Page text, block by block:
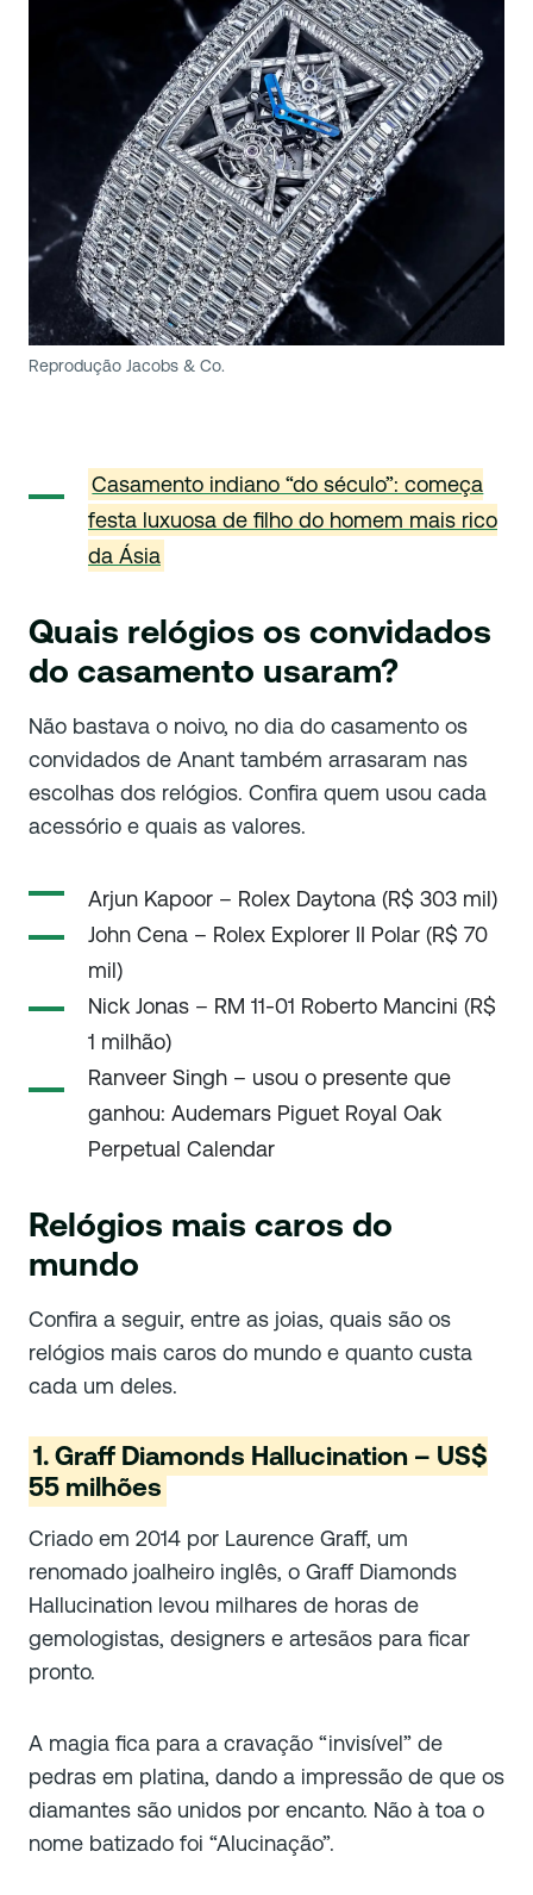
Reprodução Jacobs & Co.
Casamento indiano “do século”: começa
festa luxuosa de filho do homem mais rico
da Ásia
Quais relógios os convidados
do casamento usaram?
Não bastava o noivo, no dia do casamento os
convidados de Anant também arrasaram nas
escolhas dos relógios. Confira quem usou cada
acessório e quais as valores.
Arjun Kapoor – Rolex Daytona (R$ 303 mil)
John Cena – Rolex Explorer II Polar (R$ 70
mil)
Nick Jonas – RM 11-01 Roberto Mancini (R$
1 milhão)
Ranveer Singh – usou o presente que
ganhou: Audemars Piguet Royal Oak
Perpetual Calendar
Relógios mais caros do
mundo
Confira a seguir, entre as joias, quais são os
relógios mais caros do mundo e quanto custa
cada um deles.
1. Graff Diamonds Hallucination – US$
55 milhões
Criado em 2014 por Laurence Graff, um
renomado joalheiro inglês, o Graff Diamonds
Hallucination levou milhares de horas de
gemologistas, designers e artesãos para ficar
pronto.
A magia fica para a cravação “invisível” de
pedras em platina, dando a impressão de que os
diamantes são unidos por encanto. Não à toa o
nome batizado foi “Alucinação”.